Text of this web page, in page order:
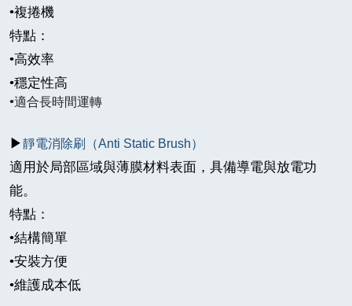
•複捲機
特點：
•高效率
•穩定性高
•適合長時間運轉
▶靜電消除刷（Anti Static Brush）
適用於局部區域與薄膜材料表面，具備導電與放電功
能。
特點：
•結構簡單
•安裝方便
•維護成本低